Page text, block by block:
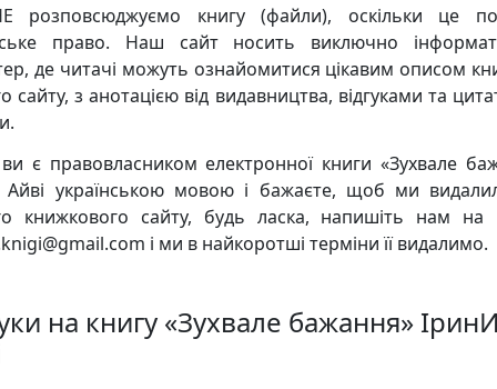
розповсюджуємо книгу (файли), оскільки це
право. Наш сайт носить виключно
де читачі можуть ознайомитися цікавим описом
сайту, з анотацією від видавництва, відгуками та
є правовласником електронної книги «Зухвале
Айві українською мовою і бажаєте, щоб ми
книжкового сайту, будь ласка, напишіть нам на
і ми в найкоротші терміни її видалимо.
на книгу «Зухвале бажання»